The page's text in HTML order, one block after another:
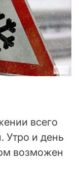
всего
Утро и день
возможен